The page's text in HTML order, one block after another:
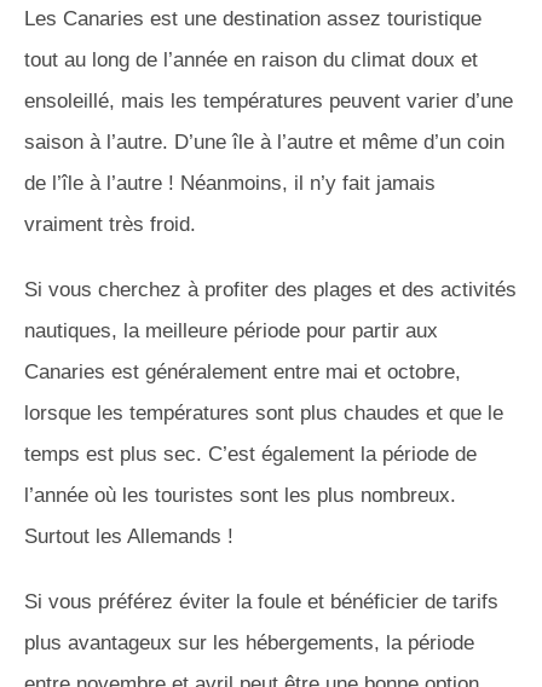
Les Canaries est une destination assez touristique
tout au long de l’année en raison du climat doux et
ensoleillé, mais les températures peuvent varier d’une
saison à l’autre. D’une île à l’autre et même d’un coin
de l’île à l’autre ! Néanmoins, il n’y fait jamais
vraiment très froid.
Si vous cherchez à profiter des plages et des activités
nautiques, la meilleure période pour partir aux
Canaries est généralement entre mai et octobre,
lorsque les températures sont plus chaudes et que le
temps est plus sec. C’est également la période de
l’année où les touristes sont les plus nombreux.
Surtout les Allemands !
Si vous préférez éviter la foule et bénéficier de tarifs
plus avantageux sur les hébergements, la période